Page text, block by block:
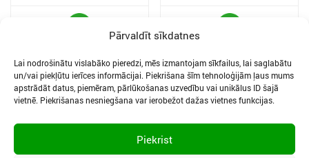
Pārvaldīt sīkdatnes
Lai nodrošinātu vislabāko pieredzi, mēs izmantojam sīkfailus, lai saglabātu
un/vai piekļūtu ierīces informācijai. Piekrišana šīm tehnoloģijām ļaus mums
apstrādāt datus, piemēram, pārlūkošanas uzvedību vai unikālus ID šajā
vietnē. Piekrišanas nesniegšana var ierobežot dažas vietnes funkcijas.
Piekrist
LIETOŠANAS NOTEIKUMI